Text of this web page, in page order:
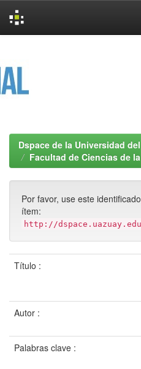
Dspace de la Universidad
Facultad de Ciencias de
Por favor, use este
ítem:
http://
Título :
Autor :
Palabras clave :